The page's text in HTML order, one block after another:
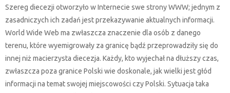
Szereg diecezji otworzyło w Internecie swe strony WWW; jednym z
zasadniczych ich zadań jest przekazywanie aktualnych informacji.
World Wide Web ma zwłaszcza znaczenie dla osób z danego
terenu, które wyemigrowały za granicę bądź przeprowadziły się do
innej niż macierzysta diecezja. Każdy, kto wyjechał na dłuższy czas,
zwłaszcza poza granice Polski wie doskonale, jak wielki jest głód
informacji na temat swojej miejscowości czy Polski. Sytuacja taka